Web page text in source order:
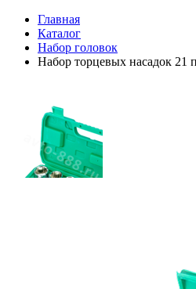
Главная
Каталог
Набор головок
Набор торцевых насадок 21